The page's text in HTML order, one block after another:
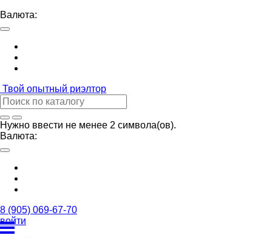
Валюта:
Твой опытный риэлтор
Нужно ввести не менее 2 символа(ов).
Валюта:
8 (905) 069-67-70
войти